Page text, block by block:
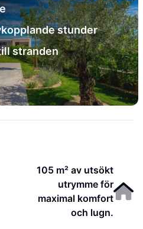
stunder
stranden
105 m² av utsökt
utrymme för
maximal komfort
och lugn.